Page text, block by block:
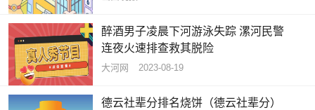
醉酒男子凌晨下河游泳失踪 漯河民警
连夜火速排查救其脱险
大河网 2023-08-19
德云社辈分排名烧饼（德云社辈分）